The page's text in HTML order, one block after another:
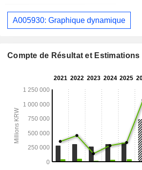
A005930: Graphique dynamique
Compte de Résultat et Estimations